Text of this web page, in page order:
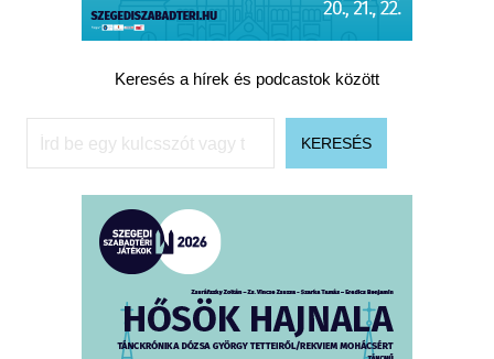
Keresés a hírek és podcastok között
Keresés
KERESÉS